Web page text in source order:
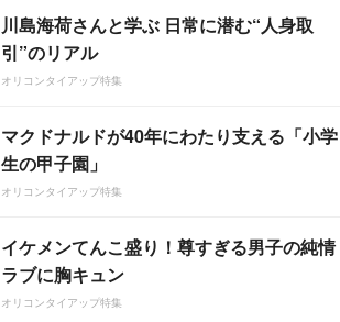
川島海荷さんと学ぶ 日常に潜む“人身取
引”のリアル
オリコンタイアップ特集
マクドナルドが40年にわたり支える「小学
生の甲子園」
オリコンタイアップ特集
イケメンてんこ盛り！尊すぎる男子の純情
ラブに胸キュン
オリコンタイアップ特集